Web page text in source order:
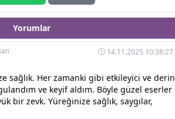
Yorumlar
14.11.2025 10:38:27
sağlık. Her zamanki gibi etkileyici ve derin
ve keyif aldım. Böyle güzel eserler
bir zevk. Yüreğinize sağlık, saygılar,